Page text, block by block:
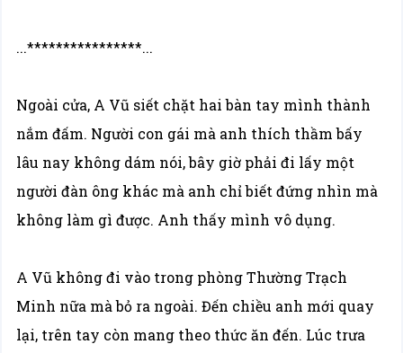
...****************...
Ngoài cửa, A Vũ siết chặt hai bàn tay mình thành
nắm đấm. Người con gái mà anh thích thầm bấy
lâu nay không dám nói, bây giờ phải đi lấy một
người đàn ông khác mà anh chỉ biết đứng nhìn mà
không làm gì được. Anh thấy mình vô dụng.
A Vũ không đi vào trong phòng Thường Trạch
Minh nữa mà bỏ ra ngoài. Đến chiều anh mới quay
lại, trên tay còn mang theo thức ăn đến. Lúc trưa